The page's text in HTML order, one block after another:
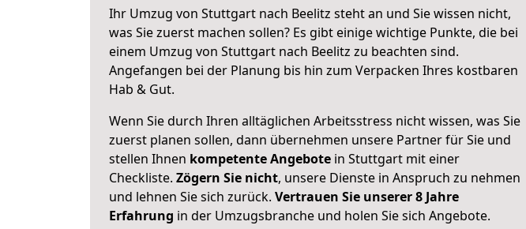
Ihr Umzug von Stuttgart nach Beelitz steht an und Sie wissen nicht,
was Sie zuerst machen sollen? Es gibt einige wichtige Punkte, die bei
einem Umzug von Stuttgart nach Beelitz zu beachten sind.
Angefangen bei der Planung bis hin zum Verpacken Ihres kostbaren
Hab & Gut.
Wenn Sie durch Ihren alltäglichen Arbeitsstress nicht wissen, was Sie
zuerst planen sollen, dann übernehmen unsere Partner für Sie und
stellen Ihnen kompetente Angebote in Stuttgart mit einer
Checkliste. Zögern Sie nicht, unsere Dienste in Anspruch zu nehmen
und lehnen Sie sich zurück. Vertrauen Sie unserer 8 Jahre
Erfahrung in der Umzugsbranche und holen Sie sich Angebote.